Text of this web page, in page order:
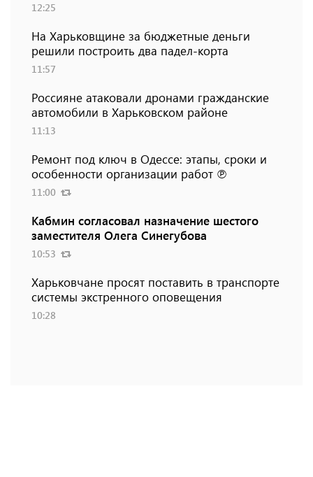
12:25
На Харьковщине за бюджетные деньги
решили построить два падел-корта
11:57
Россияне атаковали дронами гражданские
автомобили в Харьковском районе
11:13
Ремонт под ключ в Одессе: этапы, сроки и
особенности организации работ ℗
11:00
Кабмин согласовал назначение шестого
заместителя Олега Синегубова
10:53
Харьковчане просят поставить в транспорте
системы экстренного оповещения
10:28